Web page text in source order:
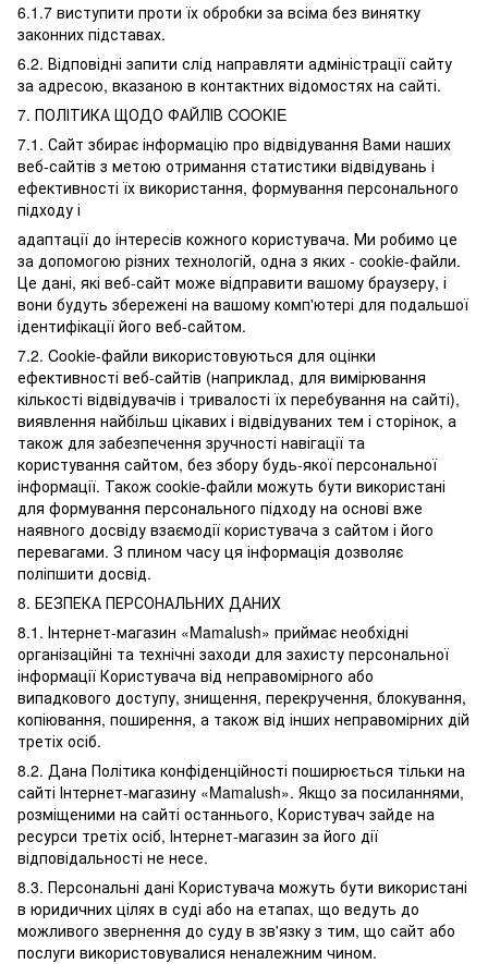
6.1.7 виступити проти їх обробки за всіма без винятку
законних підставах.
6.2. Відповідні запити слід направляти адміністрації сайту
за адресою, вказаною в контактних відомостях на сайті.
7. ПОЛІТИКА ЩОДО ФАЙЛІВ COOKIE
7.1. Сайт збирає інформацію про відвідування Вами наших
веб-сайтів з метою отримання статистики відвідувань і
ефективності їх використання, формування персонального
підходу і
адаптації до інтересів кожного користувача. Ми робимо це
за допомогою різних технологій, одна з яких - cookie-файли.
Це дані, які веб-сайт може відправити вашому браузеру, і
вони будуть збережені на вашому комп'ютері для подальшої
ідентифікації його веб-сайтом.
7.2. Cookie-файли використовуються для оцінки
ефективності веб-сайтів (наприклад, для вимірювання
кількості відвідувачів і тривалості їх перебування на сайті),
виявлення найбільш цікавих і відвідуваних тем і сторінок, а
також для забезпечення зручності навігації та
користування сайтом, без збору будь-якої персональної
інформації. Також cookie-файли можуть бути використані
для формування персонального підходу на основі вже
наявного досвіду взаємодії користувача з сайтом і його
перевагами. З плином часу ця інформація дозволяє
поліпшити досвід.
8. БЕЗПЕКА ПЕРСОНАЛЬНИХ ДАНИХ
8.1. Інтернет-магазин «Mamalush» приймає необхідні
організаційні та технічні заходи для захисту персональної
інформації Користувача від неправомірного або
випадкового доступу, знищення, перекручення, блокування,
копіювання, поширення, а також від інших неправомірних дій
третіх осіб.
8.2. Дана Політика конфіденційності поширюється тільки на
сайті Інтернет-магазину «Mamalush». Якщо за посиланнями,
розміщеними на сайті останнього, Користувач зайде на
ресурси третіх осіб, Інтернет-магазин за його дії
відповідальності не несе.
8.3. Персональні дані Користувача можуть бути використані
в юридичних цілях в суді або на етапах, що ведуть до
можливого звернення до суду в зв'язку з тим, що сайт або
послуги використовувалися неналежним чином.